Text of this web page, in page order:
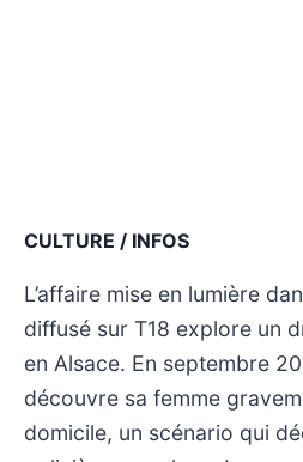
CULTURE / INFOS
L’affaire mise en lumière
diffusé sur T18 explore un
en Alsace. En septembre
découvre sa femme
domicile, un scénario qui